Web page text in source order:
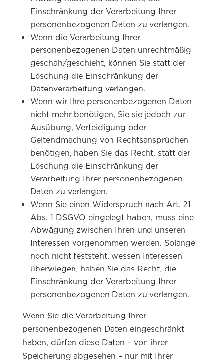
Einschränkung der Verarbeitung Ihrer
personenbezogenen Daten zu verlangen.
Wenn die Verarbeitung Ihrer
personenbezogenen Daten unrechtmäßig
geschah/geschieht, können Sie statt der
Löschung die Einschränkung der
Datenverarbeitung verlangen.
Wenn wir Ihre personenbezogenen Daten
nicht mehr benötigen, Sie sie jedoch zur
Ausübung, Verteidigung oder
Geltendmachung von Rechtsansprüchen
benötigen, haben Sie das Recht, statt der
Löschung die Einschränkung der
Verarbeitung Ihrer personenbezogenen
Daten zu verlangen.
Wenn Sie einen Widerspruch nach Art. 21
Abs. 1 DSGVO eingelegt haben, muss eine
Abwägung zwischen Ihren und unseren
Interessen vorgenommen werden. Solange
noch nicht feststeht, wessen Interessen
überwiegen, haben Sie das Recht, die
Einschränkung der Verarbeitung Ihrer
personenbezogenen Daten zu verlangen.
Wenn Sie die Verarbeitung Ihrer
personenbezogenen Daten eingeschränkt
haben, dürfen diese Daten – von ihrer
Speicherung abgesehen – nur mit Ihrer